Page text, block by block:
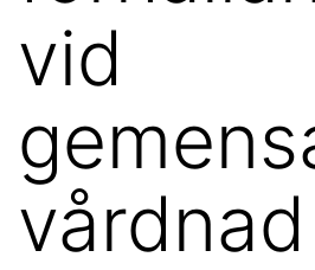
vid
vårdnad